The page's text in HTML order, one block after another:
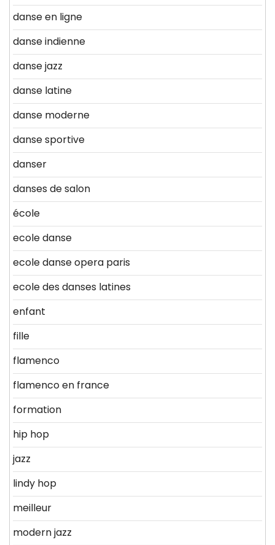
danse en ligne
danse indienne
danse jazz
danse latine
danse moderne
danse sportive
danser
danses de salon
école
ecole danse
ecole danse opera paris
ecole des danses latines
enfant
fille
flamenco
flamenco en france
formation
hip hop
jazz
lindy hop
meilleur
modern jazz